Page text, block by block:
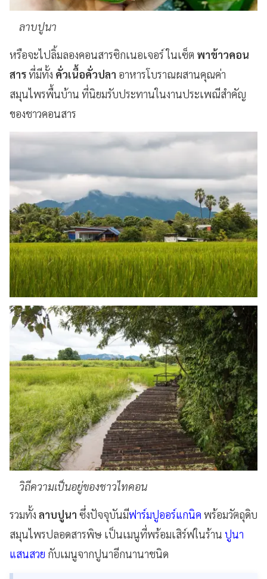
ลาบปูนา
หรือจะไปลิ้มลองคอนสารซิกเนอเจอร์ ในเซ็ต พาข้าวคอน
สารที่มีทั้ง คั่วเนื้อคั่วปลา อาหารโบราณผสานคุณค่า
สมุนไพรพื้นบ้าน ที่นิยมรับประทานในงานประเพณีสำคัญ
ของชาวคอนสาร
วิถีความเป็นอยู่ของชาวไทคอน
รวมทั้ง ลาบปูนา ซึ่งปัจจุบันมีฟาร์มปูออร์แกนิค พร้อมวัตถุดิบ
สมุนไพรปลอดสารพิษ เป็นเมนูที่พร้อมเสิร์ฟในร้าน ปูนา
แสนสวย กับเมนูจากปูนาอีกนานาชนิด